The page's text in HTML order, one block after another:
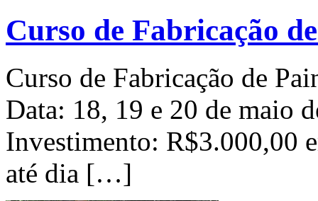
Curso de Fabricação
Curso de Fabricação de
Data: 18, 19 e 20 de maio
Investimento: R$3.000,00
até dia […]